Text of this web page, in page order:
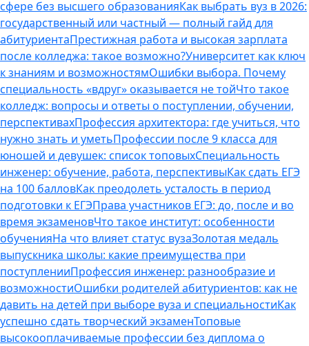
сфере без высшего образованияКак выбрать вуз в 2026:
государственный или частный — полный гайд для
абитуриентаПрестижная работа и высокая зарплата
после колледжа: такое возможно?Университет как ключ
к знаниям и возможностямОшибки выбора. Почему
специальность «вдруг» оказывается не тойЧто такое
колледж: вопросы и ответы о поступлении, обучении,
перспективахПрофессия архитектора: где учиться, что
нужно знать и уметьПрофессии после 9 класса для
юношей и девушек: список топовыхСпециальность
инженер: обучение, работа, перспективыКак сдать ЕГЭ
на 100 балловКак преодолеть усталость в период
подготовки к ЕГЭПрава участников ЕГЭ: до, после и во
время экзаменовЧто такое институт: особенности
обученияНа что влияет статус вузаЗолотая медаль
выпускника школы: какие преимущества при
поступленииПрофессия инженер: разнообразие и
возможностиОшибки родителей абитуриентов: как не
давить на детей при выборе вуза и специальностиКак
успешно сдать творческий экзаменТоповые
высокооплачиваемые профессии без диплома о